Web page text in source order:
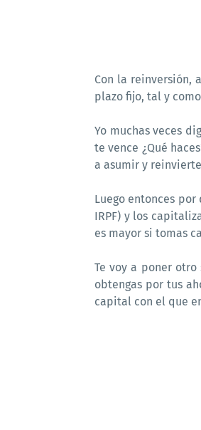
Con la reinversión,
plazo fijo, tal y
Yo muchas veces
te vence ¿Qué
a asumir y
Luego entonces
IRPF) y los
es mayor si tomas
Te voy a poner
obtengas por tus
capital con el que